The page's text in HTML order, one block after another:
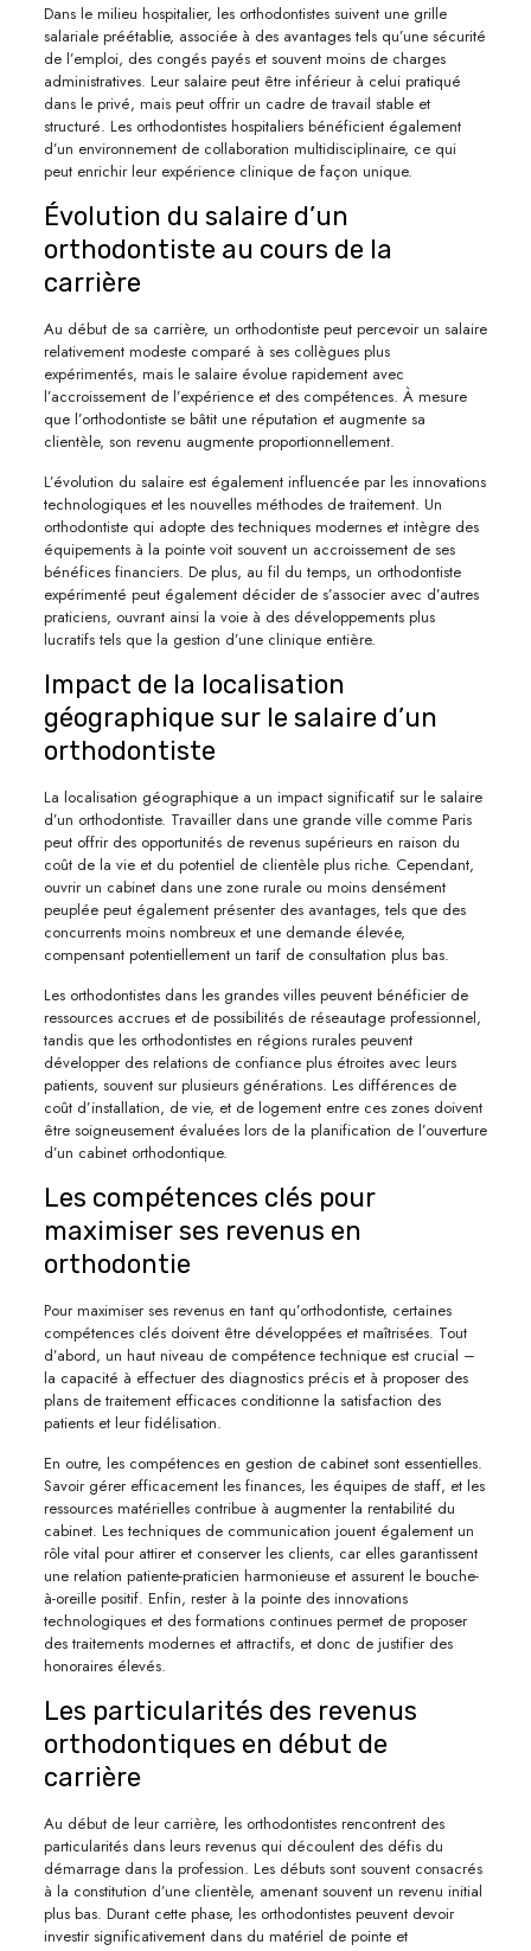
Dans le milieu hospitalier, les orthodontistes suivent une grille
salariale préétablie, associée à des avantages tels qu’une sécurité
de l’emploi, des congés payés et souvent moins de charges
administratives. Leur salaire peut être inférieur à celui pratiqué
dans le privé, mais peut offrir un cadre de travail stable et
structuré. Les orthodontistes hospitaliers bénéficient également
d’un environnement de collaboration multidisciplinaire, ce qui
peut enrichir leur expérience clinique de façon unique.
Évolution du salaire d’un
orthodontiste au cours de la
carrière
Au début de sa carrière, un orthodontiste peut percevoir un salaire
relativement modeste comparé à ses collègues plus
expérimentés, mais le salaire évolue rapidement avec
l’accroissement de l’expérience et des compétences. À mesure
que l’orthodontiste se bâtit une réputation et augmente sa
clientèle, son revenu augmente proportionnellement.
L’évolution du salaire est également influencée par les innovations
technologiques et les nouvelles méthodes de traitement. Un
orthodontiste qui adopte des techniques modernes et intègre des
équipements à la pointe voit souvent un accroissement de ses
bénéfices financiers. De plus, au fil du temps, un orthodontiste
expérimenté peut également décider de s’associer avec d’autres
praticiens, ouvrant ainsi la voie à des développements plus
lucratifs tels que la gestion d’une clinique entière.
Impact de la localisation
géographique sur le salaire d’un
orthodontiste
La localisation géographique a un impact significatif sur le salaire
d’un orthodontiste. Travailler dans une grande ville comme Paris
peut offrir des opportunités de revenus supérieurs en raison du
coût de la vie et du potentiel de clientèle plus riche. Cependant,
ouvrir un cabinet dans une zone rurale ou moins densément
peuplée peut également présenter des avantages, tels que des
concurrents moins nombreux et une demande élevée,
compensant potentiellement un tarif de consultation plus bas.
Les orthodontistes dans les grandes villes peuvent bénéficier de
ressources accrues et de possibilités de réseautage professionnel,
tandis que les orthodontistes en régions rurales peuvent
développer des relations de confiance plus étroites avec leurs
patients, souvent sur plusieurs générations. Les différences de
coût d’installation, de vie, et de logement entre ces zones doivent
être soigneusement évaluées lors de la planification de l’ouverture
d’un cabinet orthodontique.
Les compétences clés pour
maximiser ses revenus en
orthodontie
Pour maximiser ses revenus en tant qu’orthodontiste, certaines
compétences clés doivent être développées et maîtrisées. Tout
d’abord, un haut niveau de compétence technique est crucial –
la capacité à effectuer des diagnostics précis et à proposer des
plans de traitement efficaces conditionne la satisfaction des
patients et leur fidélisation.
En outre, les compétences en gestion de cabinet sont essentielles.
Savoir gérer efficacement les finances, les équipes de staff, et les
ressources matérielles contribue à augmenter la rentabilité du
cabinet. Les techniques de communication jouent également un
rôle vital pour attirer et conserver les clients, car elles garantissent
une relation patiente-praticien harmonieuse et assurent le bouche-
à-oreille positif. Enfin, rester à la pointe des innovations
technologiques et des formations continues permet de proposer
des traitements modernes et attractifs, et donc de justifier des
honoraires élevés.
Les particularités des revenus
orthodontiques en début de
carrière
Au début de leur carrière, les orthodontistes rencontrent des
particularités dans leurs revenus qui découlent des défis du
démarrage dans la profession. Les débuts sont souvent consacrés
à la constitution d’une clientèle, amenant souvent un revenu initial
plus bas. Durant cette phase, les orthodontistes peuvent devoir
investir significativement dans du matériel de pointe et